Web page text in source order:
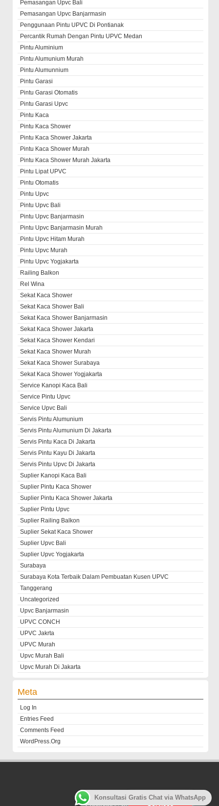
Pemasangan Upvc Bali
Pemasangan Upvc Banjarmasin
Penggunaan Pintu UPVC Di Pontianak
Percantik Rumah Dengan Pintu UPVC Medan
Pintu Aluminium
Pintu Alumunium Murah
Pintu Alumunnium
Pintu Garasi
Pintu Garasi Otomatis
Pintu Garasi Upvc
Pintu Kaca
Pintu Kaca Shower
Pintu Kaca Shower Jakarta
Pintu Kaca Shower Murah
Pintu Kaca Shower Murah Jakarta
Pintu Lipat UPVC
Pintu Otomatis
Pintu Upvc
Pintu Upvc Bali
Pintu Upvc Banjarmasin
Pintu Upvc Banjarmasin Murah
Pintu Upvc Hitam Murah
Pintu Upvc Murah
Pintu Upvc Yogjakarta
Railing Balkon
Rel Wina
Sekat Kaca Shower
Sekat Kaca Shower Bali
Sekat Kaca Shower Banjarmasin
Sekat Kaca Shower Jakarta
Sekat Kaca Shower Kendari
Sekat Kaca Shower Murah
Sekat Kaca Shower Surabaya
Sekat Kaca Shower Yogjakarta
Service Kanopi Kaca Bali
Service Pintu Upvc
Service Upvc Bali
Servis Pintu Alumunium
Servis Pintu Alumunium Di Jakarta
Servis Pintu Kaca Di Jakarta
Servis Pintu Kayu Di Jakarta
Servis Pintu Upvc Di Jakarta
Suplier Kanopi Kaca Bali
Suplier Pintu Kaca Shower
Suplier Pintu Kaca Shower Jakarta
Suplier Pintu Upvc
Suplier Railing Balkon
Suplier Sekat Kaca Shower
Suplier Upvc Bali
Suplier Upvc Yogjakarta
Surabaya
Surabaya Kota Terbaik Dalam Pembuatan Kusen UPVC
Tanggerang
Uncategorized
Upvc Banjarmasin
UPVC CONCH
UPVC Jakrta
UPVC Murah
Upvc Murah Bali
Upvc Murah Di Jakarta
Meta
Log In
Entries Feed
Comments Feed
WordPress.org
Konsultasi Gratis Chat via WhatsApp
Customer